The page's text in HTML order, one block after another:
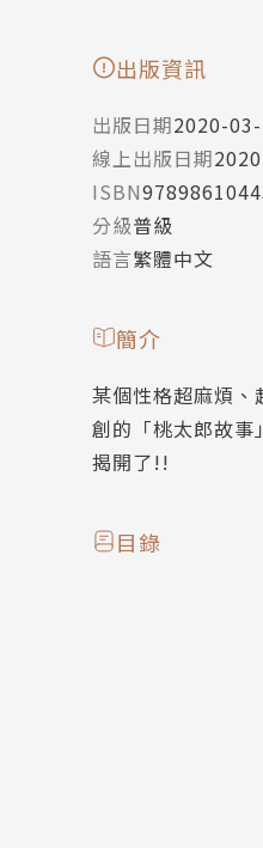
出版資訊
出版日期2020-
線上出版日期
ISBN
分級普級
語言繁體中文
簡介
某個性格超麻煩
創的「桃太郎故
揭開了!!
目錄